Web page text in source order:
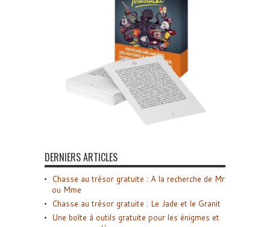
DERNIERS ARTICLES
Chasse au trésor gratuite : A la recherche de Mr
ou Mme
Chasse au trésor gratuite : Le Jade et le Granit
Une boîte à outils gratuite pour les énigmes et